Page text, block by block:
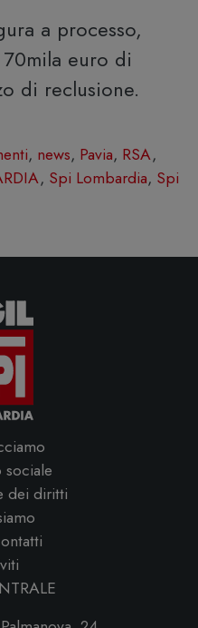
a processo,
70mila euro di
di reclusione.
, news, Pavia, RSA,
, Spi Lombardia, Spi
dei diritti